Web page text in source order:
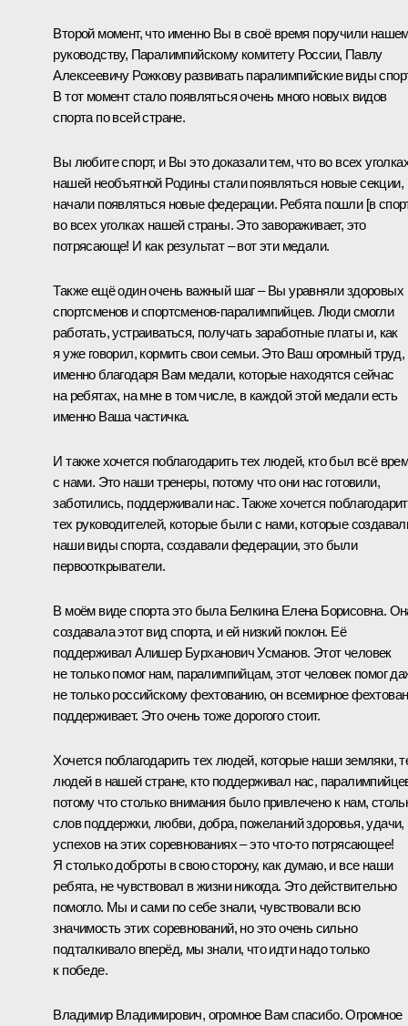
Второй момент, что именно Вы в своё время поручили
руководству, Паралимпийскому комитету России, Павлу
Алексеевичу Рожкову развивать паралимпийские виды
В тот момент стало появляться очень много новых видов
спорта по всей стране.
Вы любите спорт, и Вы это доказали тем, что во всех
нашей необъятной Родины стали появляться новые секции,
начали появляться новые федерации. Ребята пошли [в
во всех уголках нашей страны. Это завораживает, это
потрясающе! И как результат ‒ вот эти медали.
Также ещё один очень важный шаг – Вы уравняли здоровых
спортсменов и спортсменов-паралимпийцев. Люди смогли
работать, устраиваться, получать заработные платы и, как
я уже говорил, кормить свои семьи. Это Ваш огромный труд,
именно благодаря Вам медали, которые находятся сейчас
на ребятах, на мне в том числе, в каждой этой медали есть
именно Ваша частичка.
И также хочется поблагодарить тех людей, кто был всё
с нами. Это наши тренеры, потому что они нас готовили,
заботились, поддерживали нас. Также хочется
тех руководителей, которые были с нами, которые
наши виды спорта, создавали федерации, это были
первооткрыватели.
В моём виде спорта это была Белкина Елена Борисовна.
создавала этот вид спорта, и ей низкий поклон. Её
поддерживал Алишер Бурханович Усманов. Этот человек
не только помог нам, паралимпийцам, этот человек помог
не только российскому фехтованию, он всемирное
поддерживает. Это очень тоже дорогого стоит.
Хочется поблагодарить тех людей, которые наши земляки,
людей в нашей стране, кто поддерживал нас,
потому что столько внимания было привлечено к нам,
слов поддержки, любви, добра, пожеланий здоровья, удачи,
успехов на этих соревнованиях ‒ это что-то потрясающее!
Я столько доброты в свою сторону, как думаю, и все наши
ребята, не чувствовал в жизни никогда. Это действительно
помогло. Мы и сами по себе знали, чувствовали всю
значимость этих соревнований, но это очень сильно
подталкивало вперёд, мы знали, что идти надо только
к победе.
Владимир Владимирович, огромное Вам спасибо. Огромное